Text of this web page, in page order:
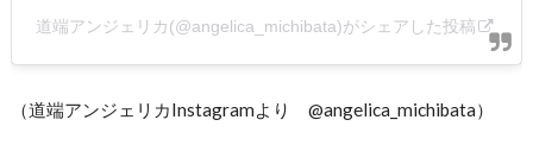
道端アンジェリカ(@angelica_michibata)がシェアした投稿
（道端アンジェリカInstagramより @angelica_michibata）